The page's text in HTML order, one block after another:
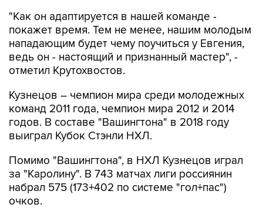
"Как он адаптируется в нашей команде -
покажет время. Тем не менее, нашим молодым
нападающим будет чему поучиться у Евгения,
ведь он - настоящий и признанный мастер", -
отметил Крутохвостов.
Кузнецов – чемпион мира среди молодежных
команд 2011 года, чемпион мира 2012 и 2014
годов. В составе "Вашингтона" в 2018 году
выиграл Кубок Стэнли НХЛ.
Помимо "Вашингтона", в НХЛ Кузнецов играл
за "Каролину". В 743 матчах лиги россиянин
набрал 575 (173+402 по системе "гол+пас")
очков.